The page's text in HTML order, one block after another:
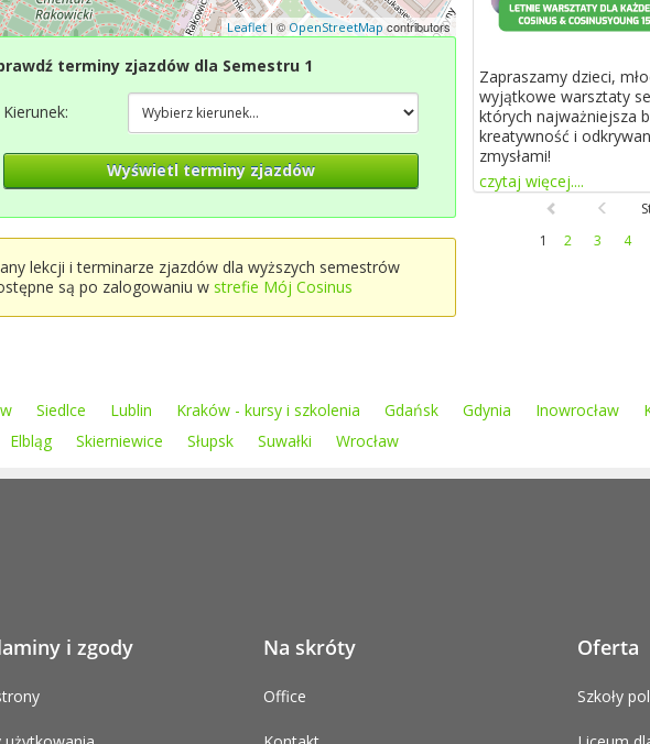
Leaflet | © OpenStreetMap contributors
terminy zjazdów dla Semestru 1
Kierunek:
Wyświetl terminy zjazdów
lekcji i terminarze zjazdów dla wyższych semestrów
są po zalogowaniu w strefie Mój Cosinus
Zapraszamy dzieci,
wyjątkowe warsztaty
których najważniejsza
kreatywność i
zmysłami!
czytaj więcej....
1
2 3 4
Siedlce Lublin Kraków - kursy i szkolenia Gdańsk Gdynia Inowrocław
Elbląg
Skierniewice Słupsk Suwałki Wrocław
i zgody Na skróty
Office
Oferta
Szkoły